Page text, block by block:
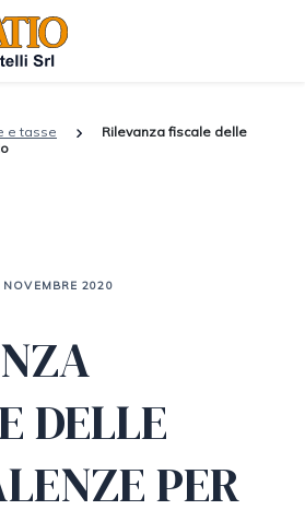
e tasse
Rilevanza fiscale delle
NOVEMBRE 2020
DELLE
PER